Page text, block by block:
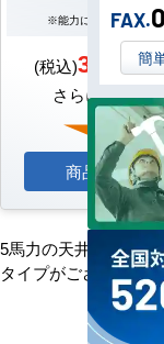
※能力により形が異な
(税込)
さらに特別価
商品詳細へ
5馬力の天井吊形エア
タイプがございます。
FAX.
簡